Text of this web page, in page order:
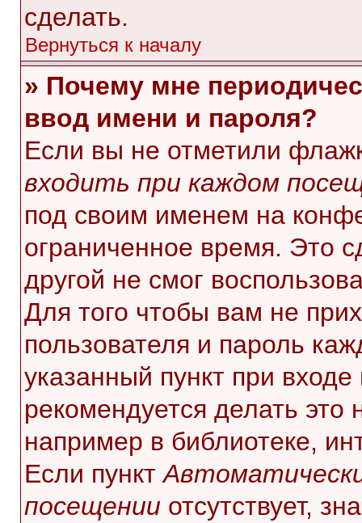
сделать.
Вернуться к началу
» Почему мне
ввод имени и пароля?
Если вы не отметили
входить при каждом
под своим именем на
ограниченное время. Это
другой не смог
Для того чтобы вам не
пользователя и пароль
указанный пункт при
рекомендуется делать
например в библиотеке,
Если пункт
посещении отсутствует,